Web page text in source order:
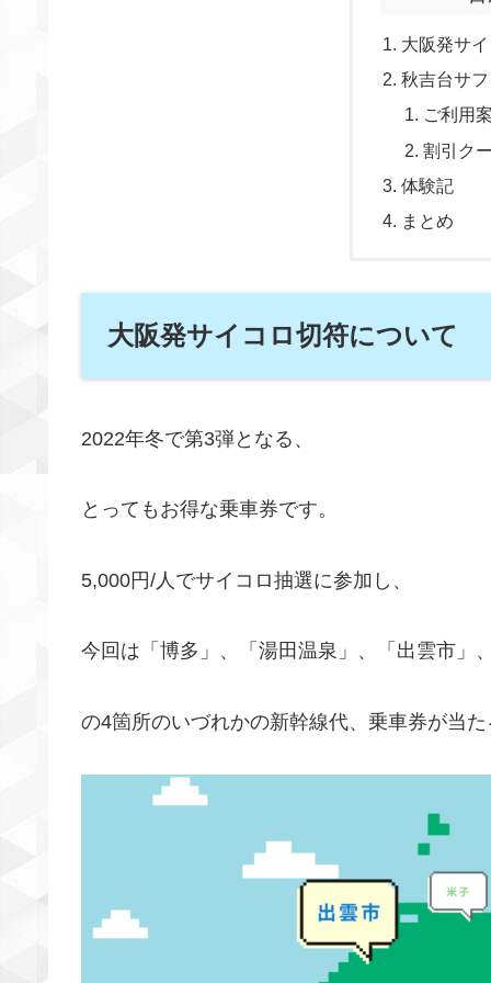
大阪発サ
秋吉台サ
ご利用
割引ク
体験記
まとめ
大阪発サイコロ切符について
2022年冬で第3弾となる、
とってもお得な乗車券です。
5,000円/人でサイコロ抽選に参加し、
今回は「博多」、「湯田温泉」、「出雲市」
の4箇所のいづれかの新幹線代、乗車券が当